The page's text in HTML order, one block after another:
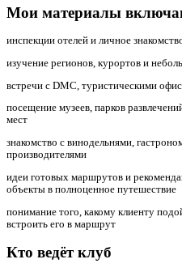
Мои материалы
инспекции отелей и личное
изучение регионов, курортов и
встречи с DMC, туристическими
посещение музеев, парков
мест
знакомство с винодельнями,
производителями
идеи готовых маршрутов и
объекты в полноценное путешествие
понимание того, какому клиенту
встроить его в маршрут
Кто ведёт клуб